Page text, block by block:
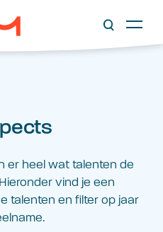
er heel wat talenten de
vind je een
talenten en filter op jaar